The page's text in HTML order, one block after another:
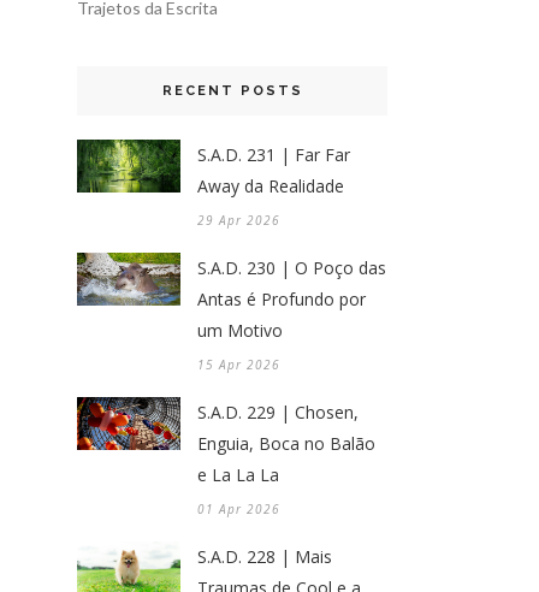
Trajetos da Escrita
RECENT POSTS
S.A.D. 231 | Far Far
Away da Realidade
29 Apr 2026
S.A.D. 230 | O Poço das
Antas é Profundo por
um Motivo
15 Apr 2026
S.A.D. 229 | Chosen,
Enguia, Boca no Balão
e La La La
01 Apr 2026
S.A.D. 228 | Mais
Traumas de Cool e a